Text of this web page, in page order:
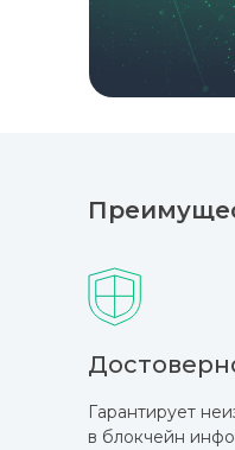
Гарантирует
в блокчейн